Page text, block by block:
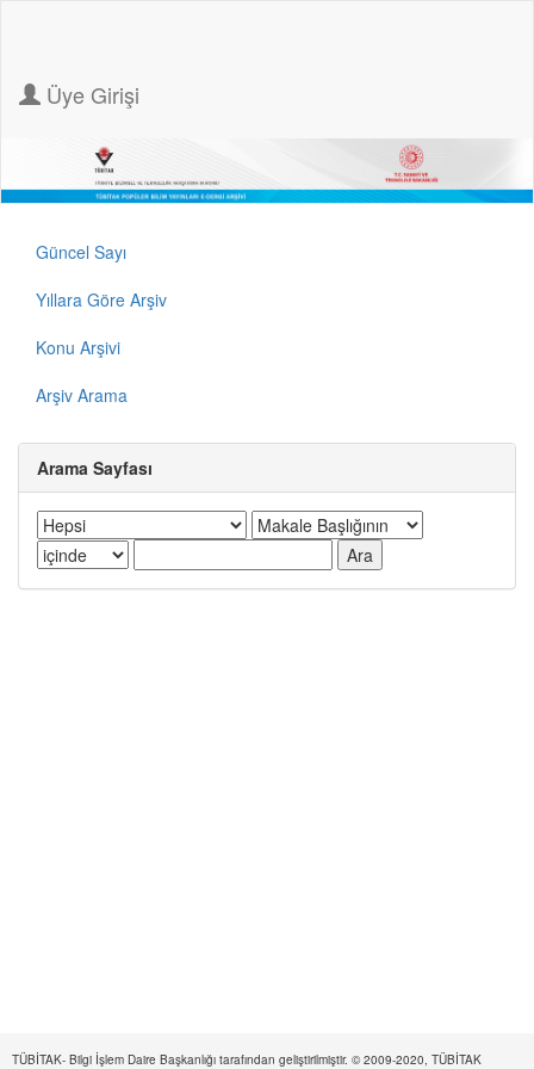
Üye Girişi
Güncel Sayı
Yıllara Göre Arşiv
Konu Arşivi
Arşiv Arama
Arama Sayfası
TÜBİTAK- Bilgi İşlem Daire Başkanlığı tarafından geliştirilmiştir. © 2009-2020, TÜBİTAK